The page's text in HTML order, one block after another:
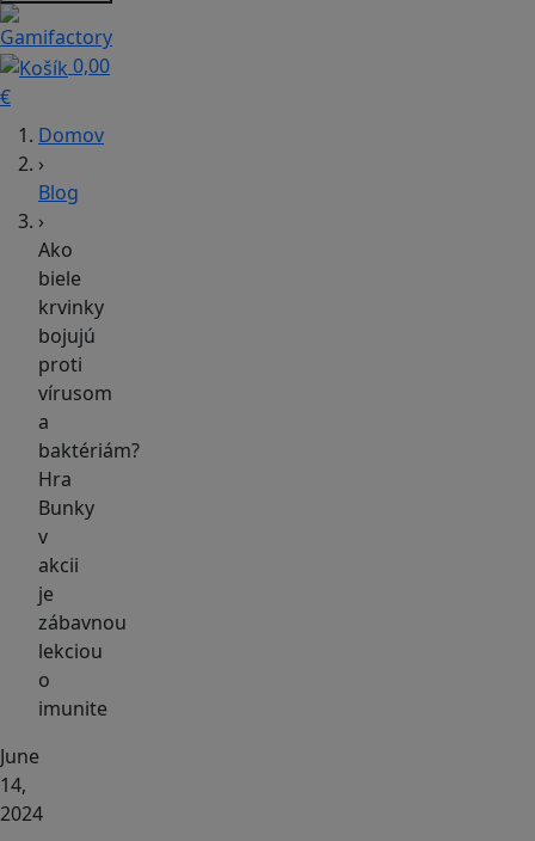
0,00
€
Domov
›
Blog
›
Ako
biele
krvinky
bojujú
proti
vírusom
a
baktériám?
Hra
Bunky
v
akcii
je
zábavnou
lekciou
o
imunite
June
14,
2024